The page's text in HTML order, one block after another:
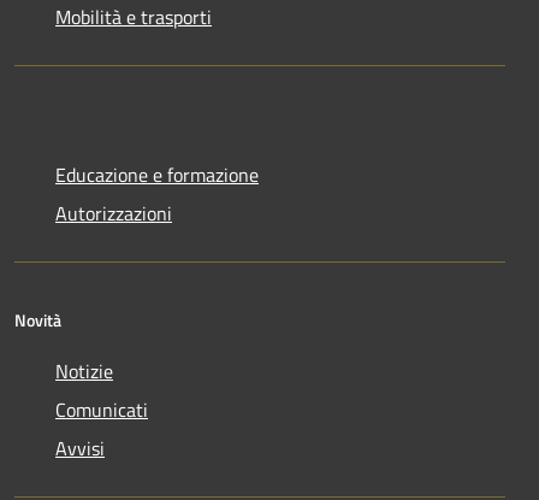
Mobilità e trasporti
Educazione e formazione
Autorizzazioni
Novità
Notizie
Comunicati
Avvisi